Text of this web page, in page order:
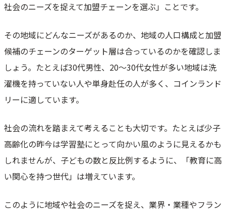
社会のニーズを捉えて加盟チェーンを選ぶ」ことです。
その地域にどんなニーズがあるのか、地域の人口構成と加盟
候補のチェーンのターゲット層は合っているのかを確認しま
しょう。たとえば30代男性、20～30代女性が多い地域は洗
濯機を持っていない人や単身赴任の人が多く、コインランド
リーに適しています。
社会の流れを踏まえて考えることも大切です。たとえば少子
高齢化の昨今は学習塾にとって向かい風のように見えるかも
しれませんが、子どもの数と反比例するように、「教育に高
い関心を持つ世代」は増えています。
このように地域や社会のニーズを捉え、業界・業種やフラン